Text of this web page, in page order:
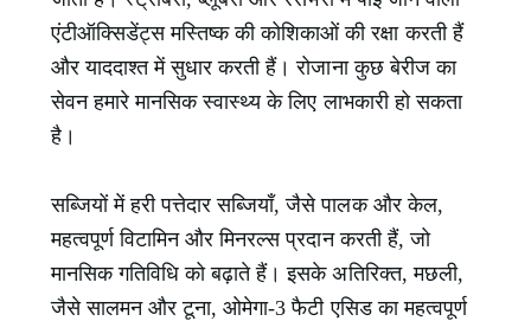
एंटीऑक्सिडेंट्स मस्तिष्क की कोशिकाओं की रक्षा करती हैं
और याददाश्त में सुधार करती हैं। रोजाना कुछ बेरीज का
सेवन हमारे मानसिक स्वास्थ्य के लिए लाभकारी हो सकता
है।
सब्जियों में हरी पत्तेदार सब्जियाँ, जैसे पालक और केल,
महत्वपूर्ण विटामिन और मिनरल्स प्रदान करती हैं, जो
मानसिक गतिविधि को बढ़ाते हैं। इसके अतिरिक्त, मछली,
जैसे सालमन और टूना, ओमेगा-3 फैटी एसिड का महत्वपूर्ण